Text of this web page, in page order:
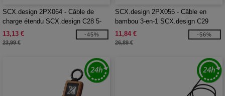
SCX.design 2PX064 - Câble de
charge étendu SCX.design C28 5-
en-1
13,13 €
23,99 €
-45%
SCX.design 2PX055 - Câble en
bambou 3-en-1 SCX.design C29
11,84 €
26,89 €
-56%